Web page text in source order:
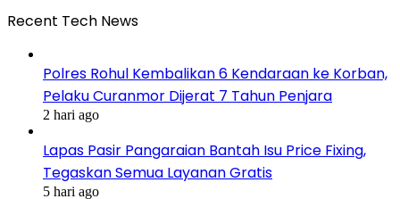
Recent Tech News
Polres Rohul Kembalikan 6 Kendaraan ke Korban,
Pelaku Curanmor Dijerat 7 Tahun Penjara
2 hari ago
Lapas Pasir Pangaraian Bantah Isu Price Fixing,
Tegaskan Semua Layanan Gratis
5 hari ago